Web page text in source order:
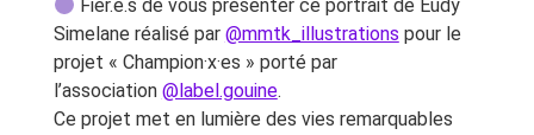
Fier.e.s de vous présenter ce portrait de Eudy
Simelane réalisé par @mmtk_illustrations pour le
projet « Champion·x·es » porté par
l’association @label.gouine.
Ce projet met en lumière des vies remarquables